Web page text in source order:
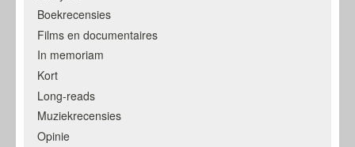
Boekrecensies
Films en documentaires
In memoriam
Kort
Long-reads
Muziekrecensies
Opinie